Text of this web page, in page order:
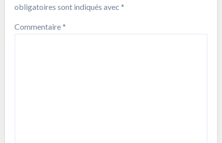
obligatoires sont indiqués avec *
Commentaire*